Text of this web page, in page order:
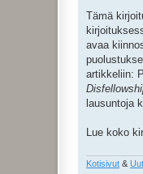
Tämä
avaa
artikkeliin:
lausuntoja
Lue koko
Kotisivut &